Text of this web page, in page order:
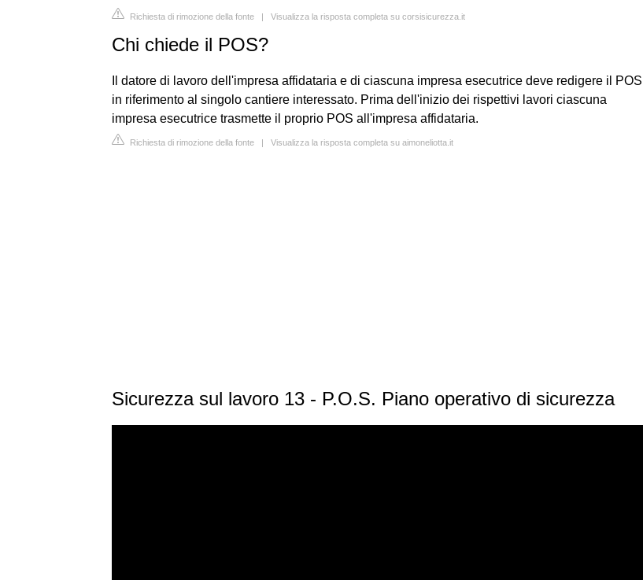
Richiesta di rimozione della fonte | Visualizza la risposta completa su corsisicurezza.it
Chi chiede il POS?
Il datore di lavoro dell'impresa affidataria e di ciascuna impresa esecutrice deve redigere il POS
in riferimento al singolo cantiere interessato. Prima dell'inizio dei rispettivi lavori ciascuna
impresa esecutrice trasmette il proprio POS all'impresa affidataria.
Richiesta di rimozione della fonte | Visualizza la risposta completa su aimoneliotta.it
Sicurezza sul lavoro 13 - P.O.S. Piano operativo di sicurezza